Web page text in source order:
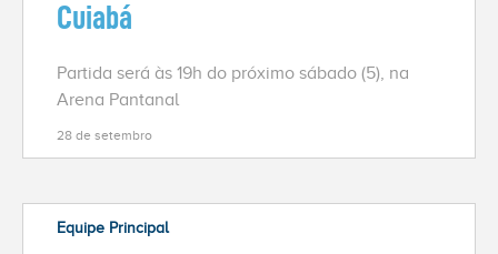
Cuiabá
Partida será às 19h do próximo sábado (5), na
Arena Pantanal
28 de setembro
Equipe Principal